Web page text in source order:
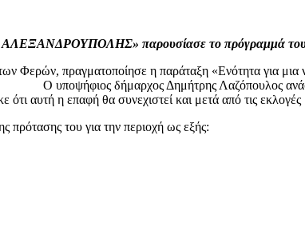
παρουσίασε το πρόγραμμά του
Φερών, πραγματοποίησε η παράταξη «Ενότητα για
ανάφερε ότι οι προτάσεις
αυτή η επαφή θα συνεχιστεί και μετά από τις εκλογές
πρότασης του για την περιοχή ως εξής: